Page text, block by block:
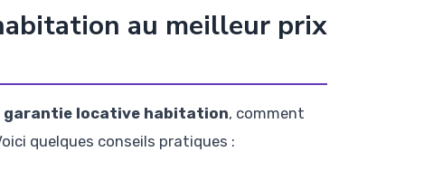
au meilleur prix
garantie locative habitation, comment
quelques conseils pratiques :